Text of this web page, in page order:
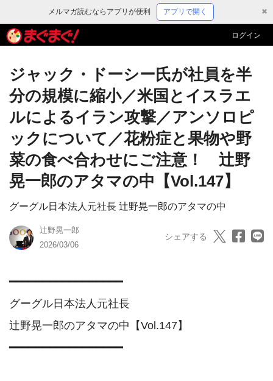
メルマガ読むならアプリが便利 アプリで開く ✖
ログイン
ジャック・ドーシー氏が社員を半
分の規模に縮小／米国とイスラエ
ルによるイラン攻撃／アンソロピ
ックについて／花粉症と果物や野
菜の食べ合わせにご注意！ 辻野
晃一郎のアタマの中【Vol.147】
グーグル日本法人元社長 辻野晃一郎のアタマの中
辻野晃一郎
2026/03/06
シェアする
━━━━━━━━━━━━━━━━━
グーグル日本法人元社長
辻野晃一郎のアタマの中【Vol.147】
━━━━━━━━━━━━━━━━━